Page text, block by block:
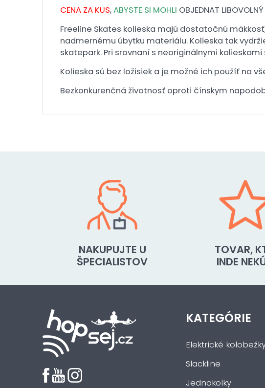
CENA ZA KUS,ABYSTE SI MOHLI OBJEDNAT LIBOVOLNÝ
Freeline Skates kolieska majú dostatočnú
nadmernému úbytku materiálu. Kolieska tak
skatepark. Pri srovnaní s neoriginálnymi
Kolieska sú bez ložisiek a je možné ich použíť na
Bezkonkurenčná životnosť oproti čínskym
NAKUPUJTE U
ŠPECIALISTOV
TOVAR,
INDE
KATEGÓRIE
Elektrické
Slackline
Jednokolky